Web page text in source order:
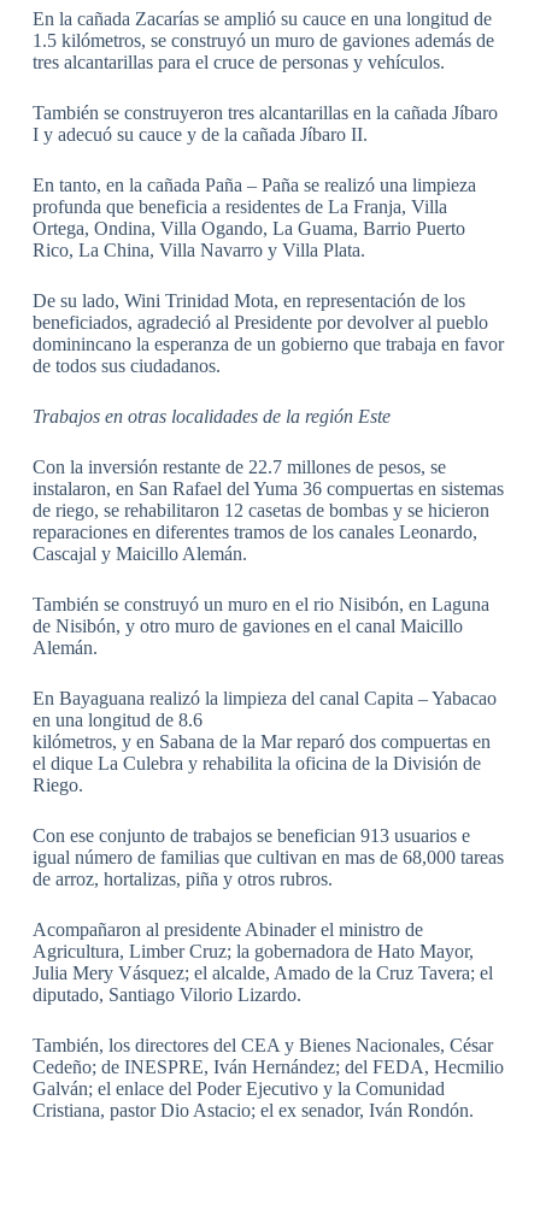
En la cañada Zacarías se amplió su cauce en una longitud de
1.5 kilómetros, se construyó un muro de gaviones además de
tres alcantarillas para el cruce de personas y vehículos.
También se construyeron tres alcantarillas en la cañada Jíbaro
I y adecuó su cauce y de la cañada Jíbaro II.
En tanto, en la cañada Paña – Paña se realizó una limpieza
profunda que beneficia a residentes de La Franja, Villa
Ortega, Ondina, Villa Ogando, La Guama, Barrio Puerto
Rico, La China, Villa Navarro y Villa Plata.
De su lado, Wini Trinidad Mota, en representación de los
beneficiados, agradeció al Presidente por devolver al pueblo
dominincano la esperanza de un gobierno que trabaja en favor
de todos sus ciudadanos.
Trabajos en otras localidades de la región Este
Con la inversión restante de 22.7 millones de pesos, se
instalaron, en San Rafael del Yuma 36 compuertas en sistemas
de riego, se rehabilitaron 12 casetas de bombas y se hicieron
reparaciones en diferentes tramos de los canales Leonardo,
Cascajal y Maicillo Alemán.
También se construyó un muro en el rio Nisibón, en Laguna
de Nisibón, y otro muro de gaviones en el canal Maicillo
Alemán.
En Bayaguana realizó la limpieza del canal Capita – Yabacao
en una longitud de 8.6
kilómetros, y en Sabana de la Mar reparó dos compuertas en
el dique La Culebra y rehabilita la oficina de la División de
Riego.
Con ese conjunto de trabajos se benefician 913 usuarios e
igual número de familias que cultivan en mas de 68,000 tareas
de arroz, hortalizas, piña y otros rubros.
Acompañaron al presidente Abinader el ministro de
Agricultura, Limber Cruz; la gobernadora de Hato Mayor,
Julia Mery Vásquez; el alcalde, Amado de la Cruz Tavera; el
diputado, Santiago Vilorio Lizardo.
También, los directores del CEA y Bienes Nacionales, César
Cedeño; de INESPRE, Iván Hernández; del FEDA, Hecmilio
Galván; el enlace del Poder Ejecutivo y la Comunidad
Cristiana, pastor Dio Astacio; el ex senador, Iván Rondón.